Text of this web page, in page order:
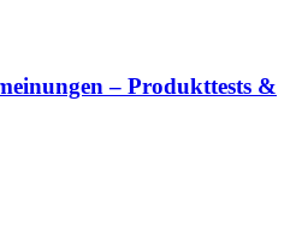
– Produkttests &